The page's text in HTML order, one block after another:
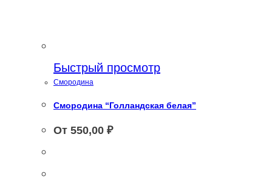
Быстрый просмотр
Смородина
Смородина “Голландская белая”
От 550,00 ₽